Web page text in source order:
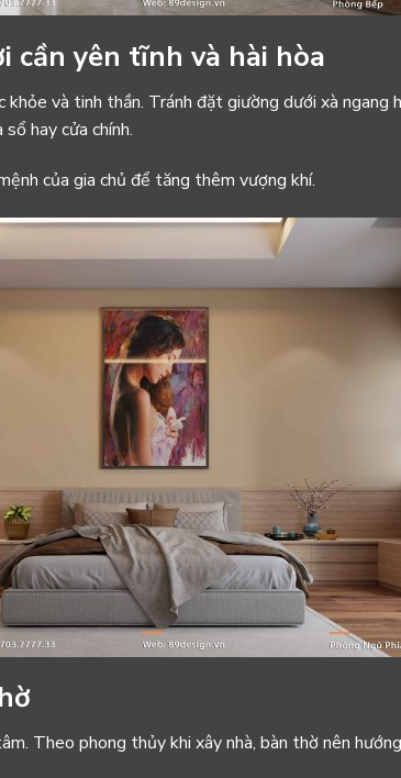
cần yên tĩnh và hài hòa
và tinh thần. Tránh đặt giường dưới xà ngang
hay cửa chính.
của gia chủ để tăng thêm vượng khí.
Theo phong thủy khi xây nhà, bàn thờ nên